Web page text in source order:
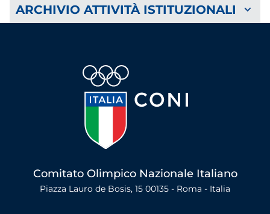
ARCHIVIO ATTIVITÀ ISTITUZIONALI
Comitato Olimpico Nazionale Italiano
Piazza Lauro de Bosis, 15 00135 - Roma - Italia